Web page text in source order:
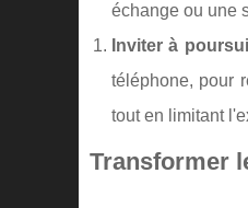
échange ou une
Inviter à
téléphone, pour
tout en limitant
Transformer